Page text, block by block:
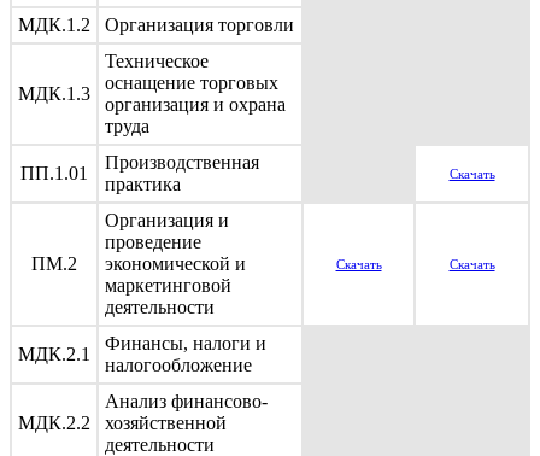
МДК.1.2
Организация торговли
МДК.1.3
Техническое
оснащение торговых
организация и охрана
труда
ПП.1.01
Производственная
практика
Скачать
ПМ.2
Организация и
проведение
экономической и
маркетинговой
деятельности
Скачать Скачать
МДК.2.1
Финансы, налоги и
налогообложение
МДК.2.2
Анализ финансово-
хозяйственной
деятельности